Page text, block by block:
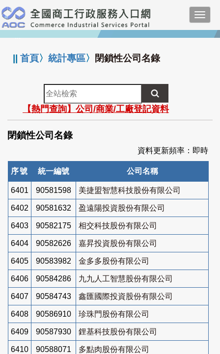
跳
到
主
要
:::
||首頁〉統計專區〉 閉鎖性公司名錄
全
站
檢
索
【熱門查詢】公司/商業/工廠登記資料
閉鎖性公司名錄
資料更新頻率：即時
序號 統一編號 公司名稱
6401 90581598 美捷盟智慧科技股份有限公司
6402 90581632 盈遠陽投資股份有限公司
6403 90582175 相交科技股份有限公司
6404 90582626 嘉昇投資股份有限公司
6405 90583982 金多多股份有限公司
6406 90584286 九九人工智慧股份有限公司
6407 90584743 鑫匯國際投資股份有限公司
6408 90586910 珍珠門股份有限公司
6409 90587930 鋰基科技股份有限公司
6410 90588071 多點肉股份有限公司